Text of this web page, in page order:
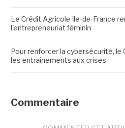
Le Crédit Agricole Ile-de-France
l'entrepreneuriat féminin
Pour renforcer la cybersécurité, le
les entraînements aux crises
Commentaire